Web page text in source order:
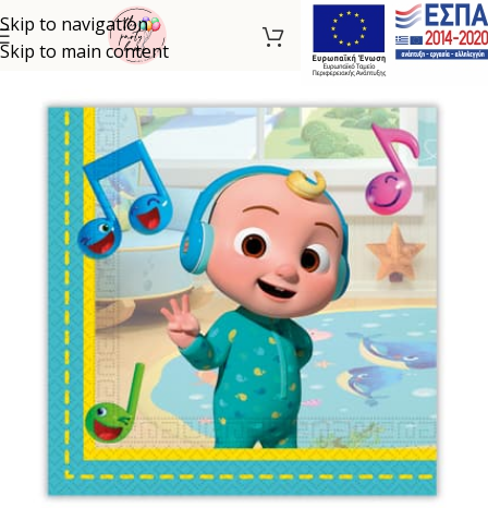
Skip to navigation
Skip to main content